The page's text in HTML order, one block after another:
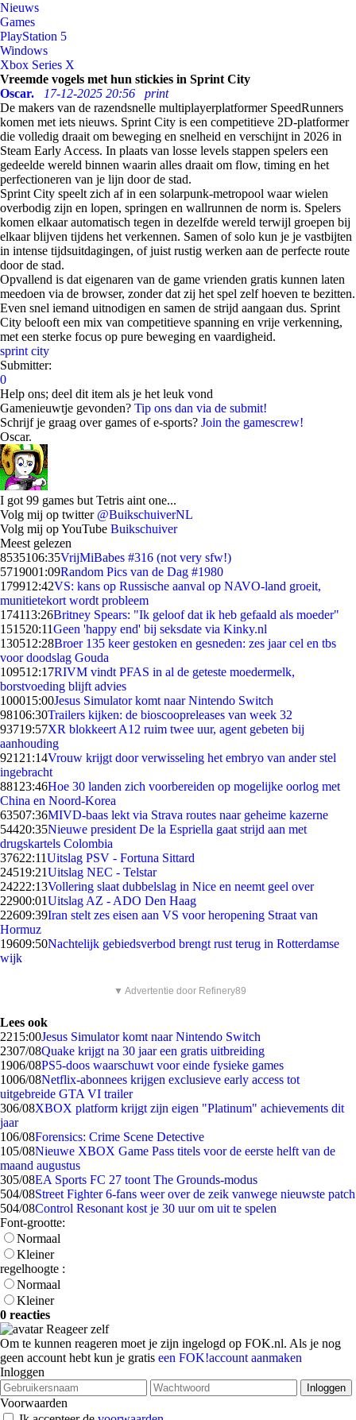
Nieuws
Games
PlayStation 5
Windows
Xbox Series X
Vreemde vogels met hun stickies in Sprint City
Oscar.
17-12-2025 20:56
print
De makers van de razendsnelle multiplayerplatformer SpeedRunners
komen met iets nieuws. Sprint City is een competitieve 2D-platformer
die volledig draait om beweging en snelheid en verschijnt in 2026 in
Steam Early Access. In plaats van losse levels stappen spelers een
gedeelde wereld binnen waarin alles draait om flow, timing en het
perfectioneren van je lijn door de stad.
Sprint City speelt zich af in een solarpunk-metropool waar wielen
overbodig zijn en lopen, springen en wallrunnen de norm is. Spelers
komen elkaar automatisch tegen in dezelfde wereld terwijl groepen bij
elkaar blijven tijdens het verkennen. Samen of solo kun je je vastbijten
in intense tijdsuitdagingen, of juist rustig werken aan de perfecte route
door de stad.
Opvallend is dat eigenaren van de game vrienden gratis kunnen laten
meedoen via de browser, zonder dat zij het spel zelf hoeven te bezitten.
Even snel iemand uitnodigen en samen de strijd aangaan dus. Sprint
City belooft een mix van competitieve spanning en vrije verkenning,
met een sterke focus op pure beweging en vaardigheid.
sprint city
Submitter:
0
Help ons; deel dit item als je het leuk vond
Gamenieuwtje gevonden? Tip ons dan via de submit!
Schrijf je graag over games of e-sports? Join the gamescrew!
Oscar.
I got 99 games but Tetris aint one...
Volg mij op twitter @BuikschuiverNL
Volg mij op YouTube Buikschuiver
Meest gelezen
8535106:35VrijMiBabes #316 (not very sfw!)
5719001:09Random Pics van de Dag #1980
179912:42VS: kans op Russische aanval op NAVO-land groeit,
munitietekort wordt probleem
174113:26Britney Spears: "Ik geloof dat ik heb gefaald als moeder"
151520:11Geen 'happy end' bij seksdate via Kinky.nl
130512:28Broer 135 keer gestoken en gesneden: zes jaar cel en tbs
voor doodslag Gouda
109512:17RIVM vindt PFAS in al de geteste moedermelk,
borstvoeding blijft advies
100015:00Jesus Simulator komt naar Nintendo Switch
98106:30Trailers kijken: de bioscoopreleases van week 32
93719:57XR blokkeert A12 ruim twee uur, agent gebeten bij
aanhouding
921 21:14Vrouw krijgt door verwisseling het embryo van ander stel
ingebracht
881 23:46Hoe 30 landen zich voorbereiden op mogelijke oorlog met
China en Noord-Korea
63507:36MIVD-baas lekt via Strava routes naar geheime kazerne
54420:35Nieuwe president De la Espriella gaat strijd aan met
drugskartels Colombia
37622:11Uitslag PSV - Fortuna Sittard
24519:21Uitslag NEC - Telstar
24222:13Vollering slaat dubbelslag in Nice en neemt geel over
22900:01Uitslag AZ - ADO Den Haag
22609:39Iran stelt zes eisen aan VS voor heropening Straat van
Hormuz
19609:50Nachtelijk gebiedsverbod brengt rust terug in Rotterdamse
wijk
▼ Advertentie door Refinery89
Lees ook
2215:00Jesus Simulator komt naar Nintendo Switch
2307/08Quake krijgt na 30 jaar een gratis uitbreiding
1906/08PS5-doos waarschuwt voor einde fysieke games
1006/08Netflix-abonnees krijgen exclusieve early access tot
uitgebreide GTA VI trailer
306/08XBOX platform krijgt zijn eigen "Platinum" achievements dit
jaar
106/08Forensics: Crime Scene Detective
105/08Nieuwe XBOX Game Pass titels voor de eerste helft van de
maand augustus
305/08EA Sports FC 27 toont The Grounds-modus
504/08Street Fighter 6-fans weer over de zeik vanwege nieuwste patch
504/08Control Resonant kost je 30 uur om uit te spelen
Font-grootte:
Normaal
Kleiner
regelhoogte :
Normaal
Kleiner
0 reacties
Reageer zelf
Om te kunnen reageren moet je zijn ingelogd op FOK.nl. Als je nog
geen account hebt kun je gratis een FOK!account aanmaken
Inloggen
Voorwaarden